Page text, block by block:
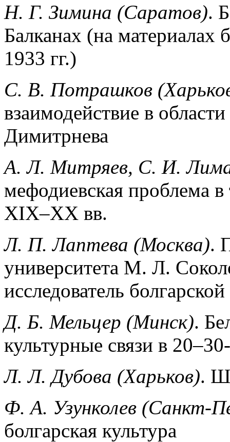
Н. Г. Зимина (Саратов).
Балканах (на ма­териалах
1933 гг.)
С. В. Потрашков
взаимодействие в
Димитрнева
А. Л. Митряев, С. И.
мефодиевская проблема
ХIХ–ХХ вв.
Л. П. Лаптева (Москва).
университета М. Л.
исследователь
Д. Б. Мельцер (Минск).
культурные связи в
Л. Л. Дубова (Харьков).
Ф. А. Узунколев (Санкт-
болгарская культура